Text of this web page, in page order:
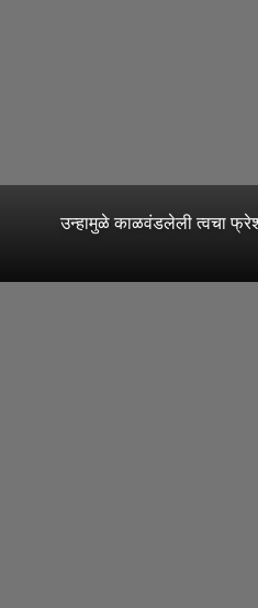
उन्हामुळे काळवंडलेली त्वचा